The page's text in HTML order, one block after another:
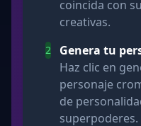
coincida con
creativas.
2
Genera tu
Haz clic en
personaje
de
superpoderes.